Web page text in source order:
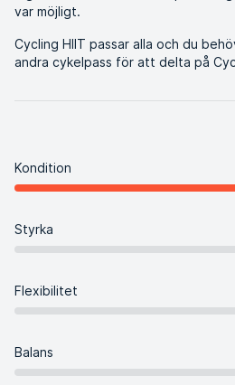
var möjligt.
Cycling HIIT passar alla och du
andra cykelpass för att delta på
Kondition
Styrka
Flexibilitet
Balans